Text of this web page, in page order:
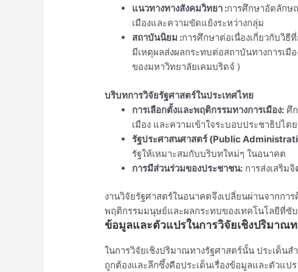
แนวทางทางสังคมวิทยา :การศึกษาอัตลักษ
เมืองและความขัดแย้งระหว่างกลุ่ม
สถาบันนิยม :การศึกษาต่อเนื่องเกี่ยวกับวิธี
มีเหตุผลส่งผลกระทบต่อสถาบันทางการเมื
ของมหาวิทยาลัยเคมบริดจ์ )
บริบทการวิจัยรัฐศาสตร์ในประเทศไทย
การเลือกตั้งและพฤติกรรมทางการเมือง: ศึ
เมือง และความเข้าใจระบอบประชาธิปไต
รัฐประศาสนศาสตร์ (Public
รัฐให้เหมาะสมกับบริบทใหม่ๆ ในอนาคต
การมีส่วนร่วมของประชาชน: การส่งเสริม
งานวิจัยรัฐศาสตร์ในอนาคตจึงเปลี่ยนผ่านจากกา
พฤติกรรมมนุษย์และผลกระทบของเทคโนโลยีที่ซั
ข้อมูลและตัวแปรในการวิจัยเชิงปริมาณ
ในการวิจัยเชิงปริมาณทางรัฐศาสตร์นั้น ประเด็น
ถูกต้องและลึกซึ้งคือประเด็นเรื่องข้อมูลและตัวแป